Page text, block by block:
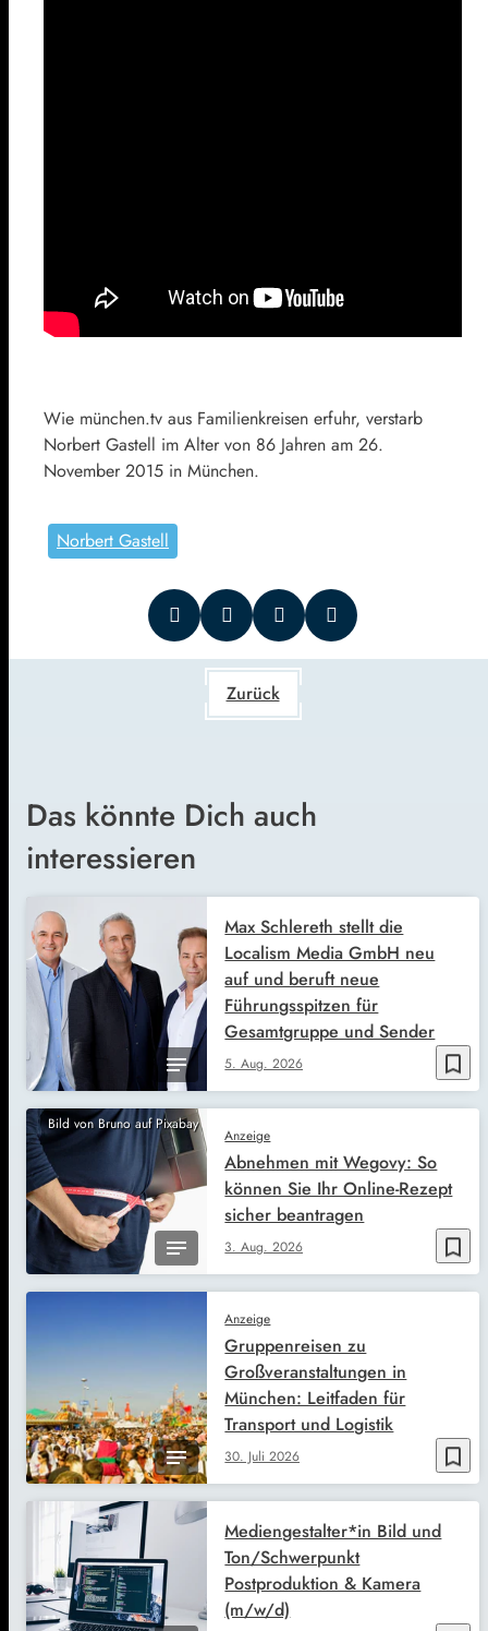
Wie münchen.tv aus Familienkreisen erfuhr, verstarb
Norbert Gastell im Alter von 86 Jahren am 26.
November 2015 in München.
Norbert Gastell
Zurück
Das könnte Dich auch
interessieren
bookmark_border
5. Aug. 2026
Max Schlereth stellt die
Localism Media GmbH neu
auf und beruft neue
Führungsspitzen für
Gesamtgruppe und Sender
Bild von Bruno auf Pixabay
bookmark_border
Anzeige
3. Aug. 2026
Abnehmen mit Wegovy: So
können Sie Ihr Online-Rezept
sicher beantragen
bookmark_border
Anzeige
30. Juli 2026
Gruppenreisen zu
Großveranstaltungen in
München: Leitfaden für
Transport und Logistik
Mediengestalter*in Bild und
Ton/Schwerpunkt
Postproduktion & Kamera
(m/w/d)